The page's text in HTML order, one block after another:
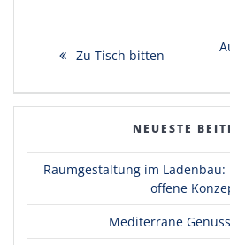
Vorheriger
Zu Tisch bitten
NEUESTE
Raumgestaltung im
offene
Mediterrane